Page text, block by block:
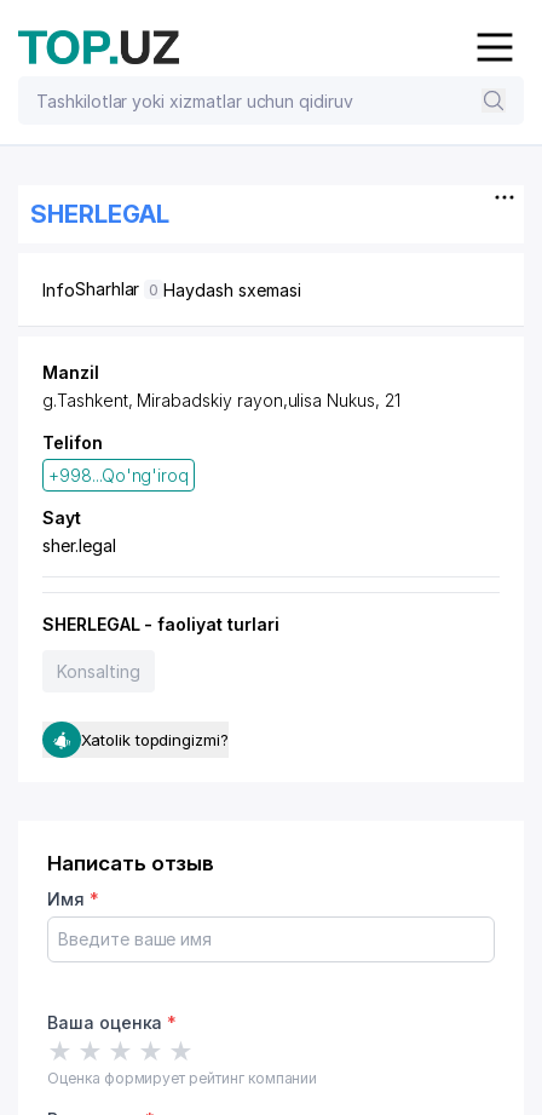
SHERLEGAL
InfoSharhlar 0 Haydash sxemasi
Manzil
g.Tashkent, Mirabadskiy rayon,ulisa Nukus, 21
Telifon
+998...Qo'ng'iroq
Sayt
sher.legal
SHERLEGAL - faoliyat turlari
Konsalting
Xatolik topdingizmi?
Написать отзыв
Имя *
Ваша оценка *
★ ★ ★ ★ ★
Оценка формирует рейтинг компании